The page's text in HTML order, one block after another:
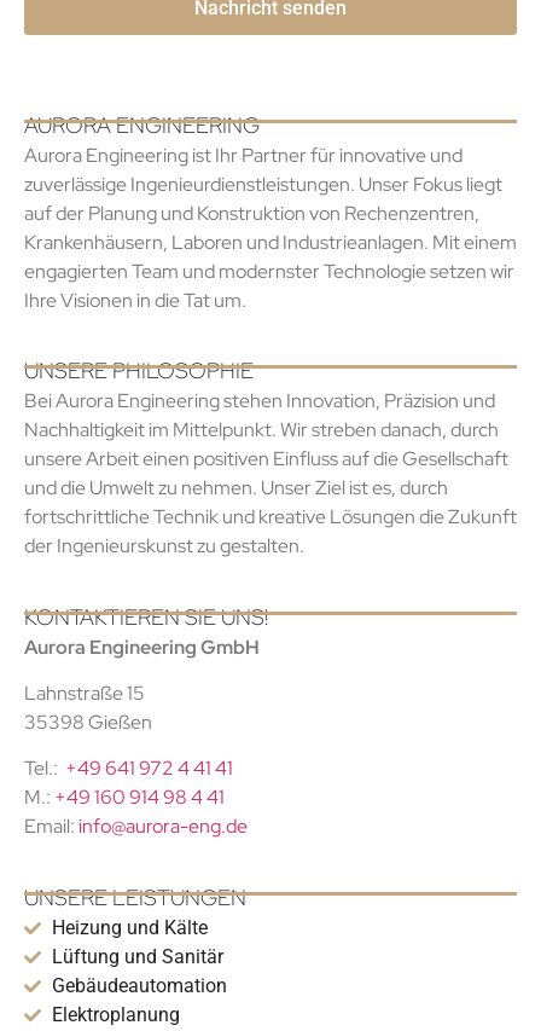
AURORA ENGINEERING
Aurora Engineering ist Ihr Partner für innovative und
zuverlässige Ingenieurdienstleistungen. Unser Fokus liegt
auf der Planung und Konstruktion von Rechenzentren,
Krankenhäusern, Laboren und Industrieanlagen. Mit einem
engagierten Team und modernster Technologie setzen wir
Ihre Visionen in die Tat um.
UNSERE PHILOSOPHIE
Bei Aurora Engineering stehen Innovation, Präzision und
Nachhaltigkeit im Mittelpunkt. Wir streben danach, durch
unsere Arbeit einen positiven Einfluss auf die Gesellschaft
und die Umwelt zu nehmen. Unser Ziel ist es, durch
fortschrittliche Technik und kreative Lösungen die Zukunft
der Ingenieurskunst zu gestalten.
KONTAKTIEREN SIE UNS!
Aurora Engineering GmbH
Lahnstraße 15
35398 Gießen
Tel.: +49 641 972 4 41 41
M.: +49 160 914 98 4 41
Email: info@aurora-eng.de
UNSERE LEISTUNGEN
Heizung und Kälte
Lüftung und Sanitär
Gebäudeautomation
Elektroplanung